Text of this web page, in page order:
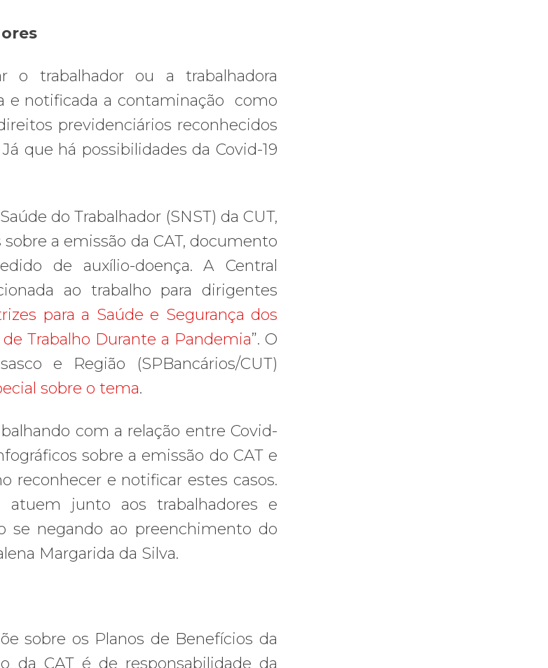
o trabalhador ou a trabalhadora
e notificada a contaminação como
previdenciários reconhecidos
que há possibilidades da Covid-19
do Trabalhador (SNST) da CUT,
a emissão da CAT, documento
de auxílio-doença. A Central
ao trabalho para dirigentes
para a Saúde e Segurança dos
Trabalho Durante a Pandemia”. O
e Região (SPBancários/CUT)
sobre o tema.
com a relação entre Covid-
sobre a emissão do CAT e
reconhecer e notificar estes casos.
junto aos trabalhadores e
se negando ao preenchimento do
Margarida da Silva.
sobre os Planos de Benefícios da
da CAT é de responsabilidade da